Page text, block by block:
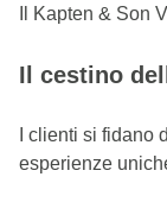
Il Kapten & Son
Il cestino
I clienti si
esperienze